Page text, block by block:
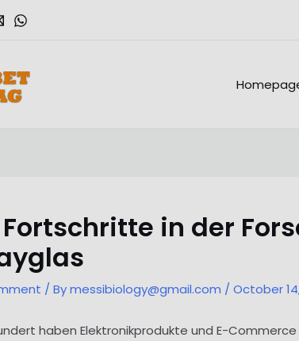
Fortschritte in der
/ Bymessibiology@gmail.com / October
haben Elektronikprodukte und E-